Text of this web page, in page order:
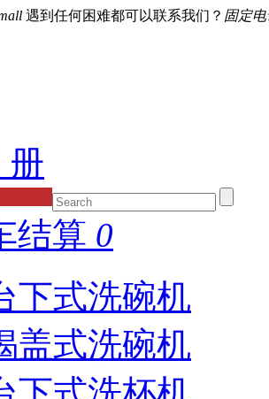
遇到任何困难都可以联系我们？ 固定电
册
结算 0
下式洗碗机
盖式洗碗机